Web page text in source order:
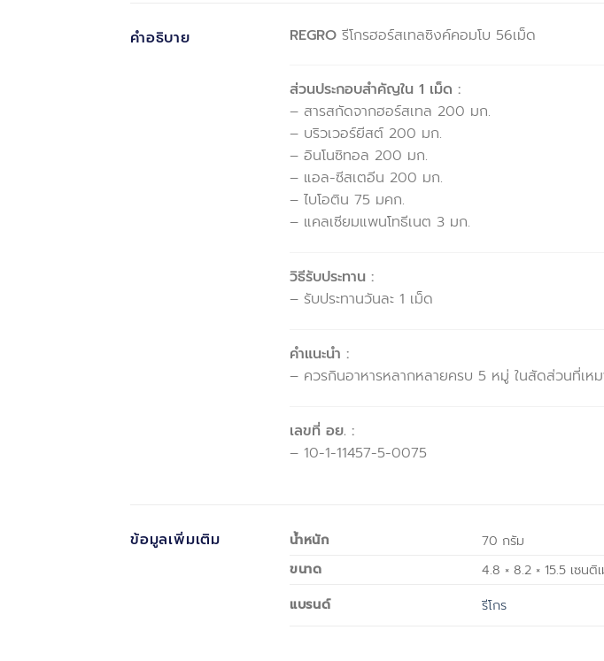
คำอธิบาย REGRO รีโกรฮอร์สเทลซิงค์คอมโบ 56เม็ด
ส่วนประกอบสำคัญใน 1 เม็ด :
– สารสกัดจากฮอร์สเทล 200 มก.
– บริวเวอร์ยีสต์ 200 มก.
– อินโนซิทอล 200 มก.
– แอล-ซีสเตอีน 200 มก.
– ไบโอติน 75 มคก.
– แคลเซียมแพนโทธีเนต 3 มก.
วิธีรับประทาน :
– รับประทานวันละ 1 เม็ด
คำแนะนำ :
– ควรกินอาหารหลากหลายครบ 5 หมู่ ในสัดส่วนที่เหม
เลขที่ อย. :
– 10-1-11457-5-0075
ข้อมูลเพิ่มเติม น้ำหนัก
70 กรัม
ขนาด
4.8 × 8.2 × 15.5 เซนติ
แบรนด์
รีโกร